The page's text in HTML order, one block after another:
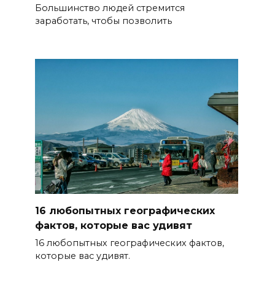
Большинство людей стремится
заработать, чтобы позволить
16 любопытных географических
фактов, которые вас удивят
16 любопытных географических фактов,
которые вас удивят.